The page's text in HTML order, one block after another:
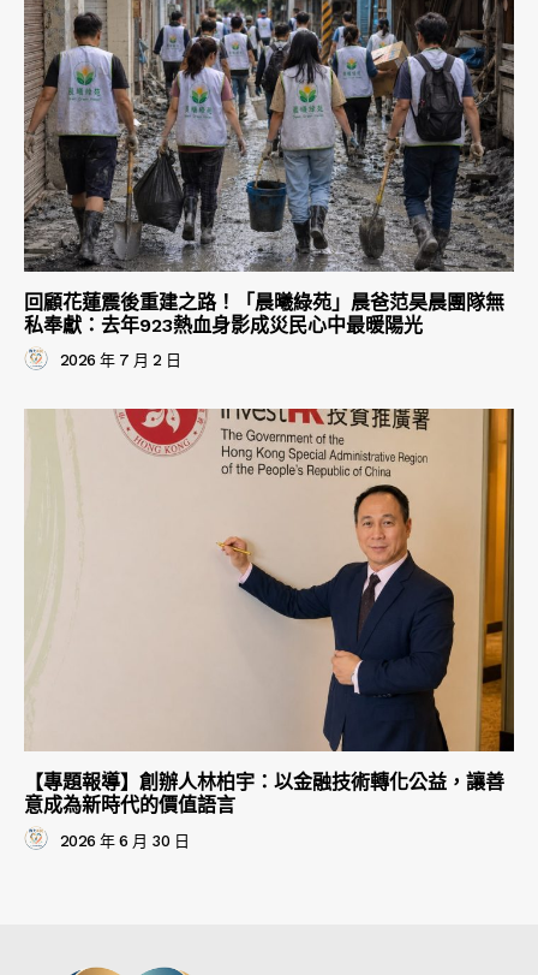
回顧花蓮震後重建之路！「晨曦綠苑」晨爸范昊晨團隊無
私奉獻：去年923熱血身影成災民心中最暖陽光
2026 年 7 月 2 日
【專題報導】創辦人林柏宇：以金融技術轉化公益，讓善
意成為新時代的價值語言
2026 年 6 月 30 日